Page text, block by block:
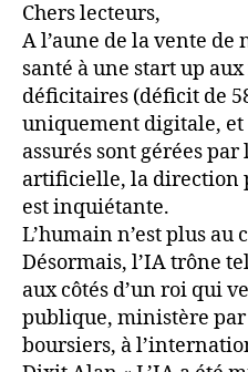
Chers lecteurs,
A l’aune de la vente
santé à une start up
déficitaires (déficit de
uniquement digitale, et
assurés sont gérées
artificielle, la direction
est inquiétante.
L’humain n’est plus
Désormais, l’IA trône
aux côtés d’un roi qui
publique, ministère
boursiers, à